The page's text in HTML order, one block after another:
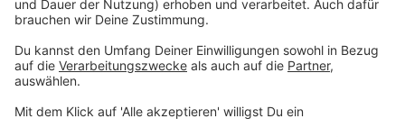
Werden Privatfeiern auf 25 Teilnehmer
Anzeige
Feiern im Privatbereich sollen demnach auf 25